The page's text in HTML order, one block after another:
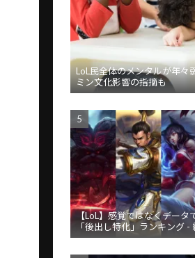
LoL民全体のメンタルが年々
ミン文化影響の指摘も
【LoL】感覚ではなくデータ
「後出し特化」ランキング
話題